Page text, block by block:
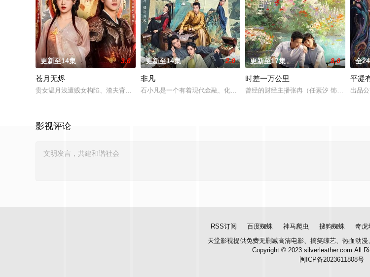
更新至14集 3.0
苍月无烬
贵女温月浅遭贱女构陷、渣夫背叛，被推下万丈悬崖，一朝重生，她成了苏家嫡长女苏青染，重回宅院向昔日仇人讨还
更新至14集 2.0
非凡
石小凡是一个有着现代金融、化学、物理知识的落魄男编剧，一场意外他来到了
更新至17集 8.0
时差一万公里
曾经的财经主播张冉（任素汐 饰）因不甘
全
平凝
出品
影视评论
RSS订阅 百度蜘蛛 神马爬虫 搜狗蜘蛛 奇虎
天堂影视提供免费无删减高清电影、搞笑综艺、热血动
Copyright © 2023 silverleather.com All
闽ICP备2023611808号